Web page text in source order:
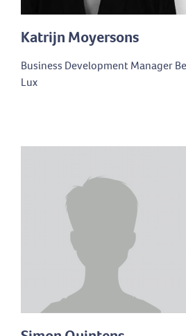
Katrijn Moyersons
Business Development Manager
Lux